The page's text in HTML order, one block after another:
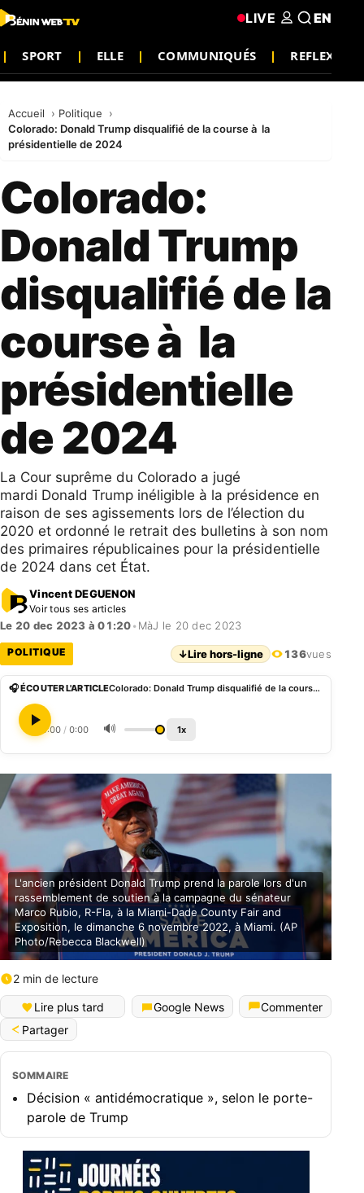
SPORT ELLE COMMUNIQUÉS REFLEXION
LIVE EN
Accueil
Politique
Colorado: Donald Trump disqualifié de la course à la
présidentielle de 2024
Colorado:
Donald Trump
disqualifié de la
course à la
présidentielle
de 2024
La Cour suprême du Colorado a jugé
mardi Donald Trump inéligible à la présidence en
raison de ses agissements lors de l’élection du
2020 et ordonné le retrait des bulletins à son nom
des primaires républicaines pour la présidentielle
de 2024 dans cet État.
Vincent DEGUENON
Voir tous ses articles
Le 20 dec 2023 à 01:20• MàJ le 20 dec 2023
POLITIQUE ↓Lire hors-ligne 136vues
🎧 ÉCOUTER L'ARTICLE Colorado: Donald Trump disqualifié de la course à la présidentielle de 2024
0:00 / 0:00 🔊 1x
L'ancien président Donald Trump prend la parole lors d'un
rassemblement de soutien à la campagne du sénateur
Marco Rubio, R-Fla, à la Miami-Dade County Fair and
Exposition, le dimanche 6 novembre 2022, à Miami. (AP
Photo/Rebecca Blackwell)
2 min de lecture
Lire plus tard Google News
Commenter
Partager
SOMMAIRE
Décision « antidémocratique », selon le porte-
parole de Trump